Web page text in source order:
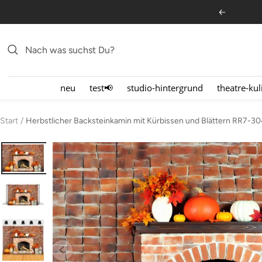
zum
Zurück
neu test📢 studio-hintergrund theatre-
Start Herbstlicher Backsteinkamin mit Kürbissen und Blättern RR7-